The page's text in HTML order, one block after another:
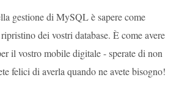
gestione di MySQL è sapere come
dei vostri database. È come avere
il vostro mobile digitale - sperate di non
felici di averla quando ne avete bisogno!